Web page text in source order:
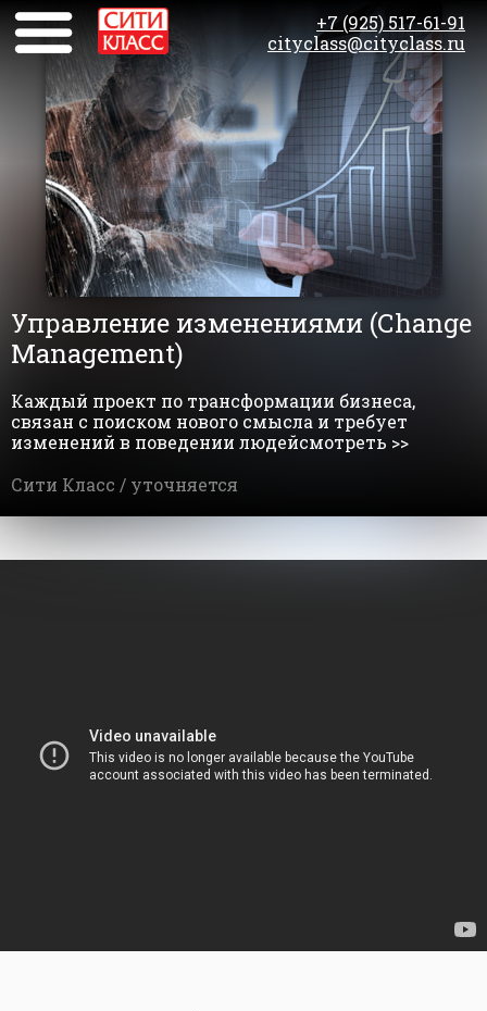
+7 (925) 517-61-91
cityclass@cityclass.ru
Управление изменениями (Сhange
Management)
Каждый проект по трансформации бизнеса,
связан с поиском нового смысла и требует
изменений в поведении людейсмотреть >>
Сити Класс / уточняется